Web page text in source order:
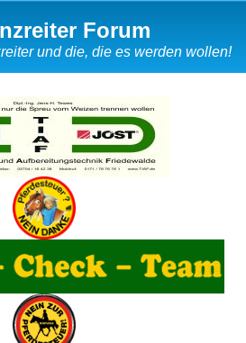
Forum
und die, die es werden wollen!